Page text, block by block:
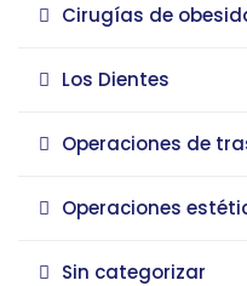
Cirugías de
Los Dientes
Operaciones de
Operaciones
Sin categorizar